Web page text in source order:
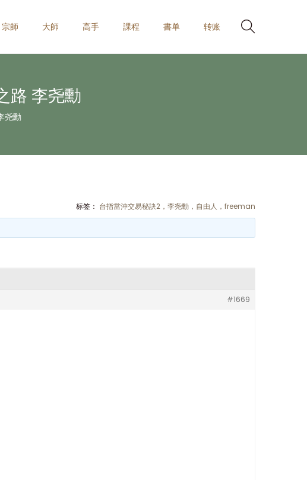
宗師 大師 高手 課程 書单 转账
路 李尧勳
尧勳
标签： 台指當沖交易秘訣2，李尧勳，自由人，freeman
#1669